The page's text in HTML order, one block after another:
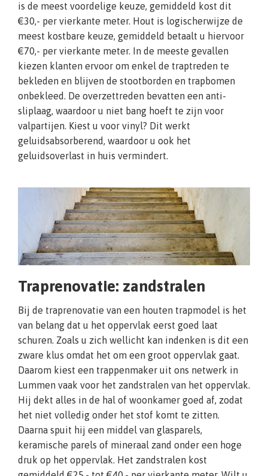
is de meest voordelige keuze, gemiddeld kost dit
€30,- per vierkante meter. Hout is logischerwijze de
meest kostbare keuze, gemiddeld betaalt u hiervoor
€70,- per vierkante meter. In de meeste gevallen
kiezen klanten ervoor om enkel de traptreden te
bekleden en blijven de stootborden en trapbomen
onbekleed. De overzettreden bevatten een anti-
sliplaag, waardoor u niet bang hoeft te zijn voor
valpartijen. Kiest u voor vinyl? Dit werkt
geluidsabsorberend, waardoor u ook het
geluidsoverlast in huis vermindert.
Traprenovatie: zandstralen
Bij de traprenovatie van een houten trapmodel is het
van belang dat u het oppervlak eerst goed laat
schuren. Zoals u zich wellicht kan indenken is dit een
zware klus omdat het om een groot oppervlak gaat.
Daarom kiest een trappenmaker uit ons netwerk in
Lummen vaak voor het zandstralen van het oppervlak.
Hij dekt alles in de hal of woonkamer goed af, zodat
het niet volledig onder het stof komt te zitten.
Daarna spuit hij een middel van glasparels,
keramische parels of mineraal zand onder een hoge
druk op het oppervlak. Het zandstralen kost